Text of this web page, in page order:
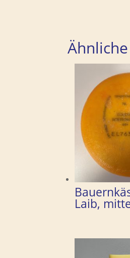
Laib,